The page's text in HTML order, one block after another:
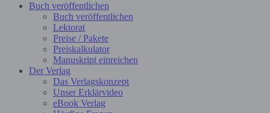
Buch veröffentlichen
Buch veröffentlichen
Lektorat
Preise / Pakete
Preiskalkulator
Manuskript einreichen
Der Verlag
Das Verlagskonzept
Unser Erklärvideo
eBook Verlag